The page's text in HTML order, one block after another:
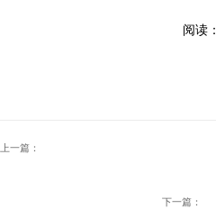
阅读：
上一篇：
下一篇：